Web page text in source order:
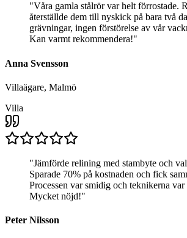
"Våra gamla stålrör var helt förrostade.
återställde dem till nyskick på bara två
grävningar, ingen förstörelse av vår
Kan varmt rekommendera!"
Anna Svensson
Villaägare, Malmö
Villa
"Jämförde relining med stambyte och
Sparade 70% på kostnaden och fick
Processen var smidig och teknikerna
Mycket nöjd!"
Peter Nilsson